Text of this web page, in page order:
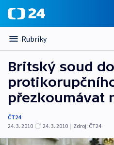
Rubriky
Britský soud
přezkoumávat
ČT24
24. 3. 2010
24. 3. 2010 | Zdroj: ČT24